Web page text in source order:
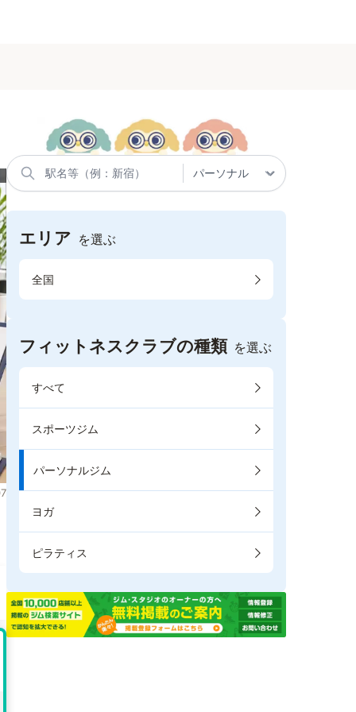
エリア を選ぶ
全国
フィットネスクラブの種類 を選ぶ
すべて
スポーツジム
パーソナルジム
ヨガ
ピラティス